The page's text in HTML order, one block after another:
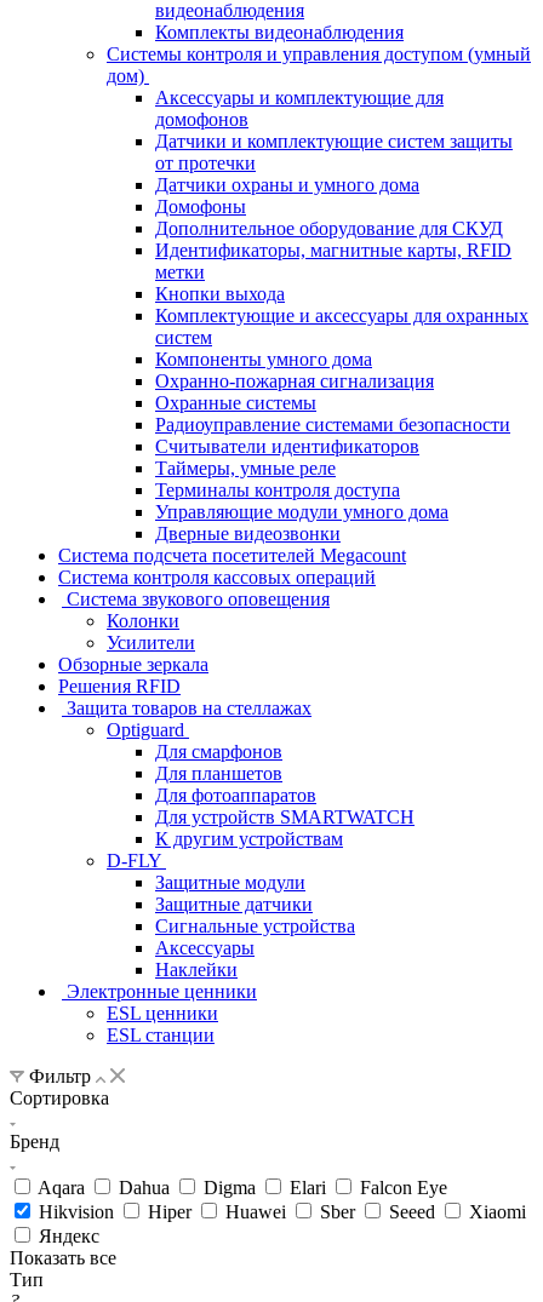
видеонаблюдения
Комплекты видеонаблюдения
Системы контроля и управления доступом (умный
дом)
Аксессуары и комплектующие для
домофонов
Датчики и комплектующие систем защиты
от протечки
Датчики охраны и умного дома
Домофоны
Дополнительное оборудование для СКУД
Идентификаторы, магнитные карты, RFID
метки
Кнопки выхода
Комплектующие и аксессуары для охранных
систем
Компоненты умного дома
Охранно-пожарная сигнализация
Охранные системы
Радиоуправление системами безопасности
Считыватели идентификаторов
Таймеры, умные реле
Терминалы контроля доступа
Управляющие модули умного дома
Дверные видеозвонки
Система подсчета посетителей Megacount
Система контроля кассовых операций
Система звукового оповещения
Колонки
Усилители
Обзорные зеркала
Решения RFID
Защита товаров на стеллажах
Optiguard
Для смарфонов
Для планшетов
Для фотоаппаратов
Для устройств SMARTWATCH
К другим устройствам
D-FLY
Защитные модули
Защитные датчики
Сигнальные устройства
Аксессуары
Наклейки
Электронные ценники
ESL ценники
ESL станции
Фильтр
Сортировка
Бренд
Aqara Dahua Digma Elari
Falcon Eye
Hikvision
Hiper Huawei Sber Seeed
Xiaomi
Яндекс
Показать все
Тип